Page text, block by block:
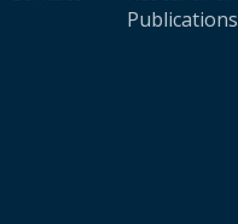
Publications